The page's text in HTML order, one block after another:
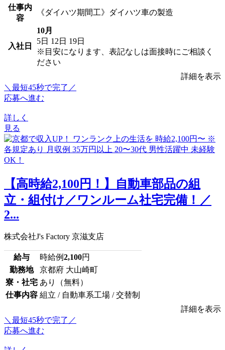
仕事内
容
《ダイハツ期間工》ダイハツ車の製造
入社日
10月
5日 12日 19日
※目安になります、表記なしは面接時にご相談く
ださい
詳細を表示
＼最短45秒で完了／
応募へ進む
詳しく
見る
【高時給2,100円！】自動車部品の組
立・組付け／ワンルーム社宅完備！／
2...
株式会社J's Factory 京滋支店
給与 時給例2,100円
勤務地
京都府 大山崎町
寮・社宅 あり（無料）
仕事内容 組立 / 自動車系工場 / 交替制
詳細を表示
＼最短45秒で完了／
応募へ進む